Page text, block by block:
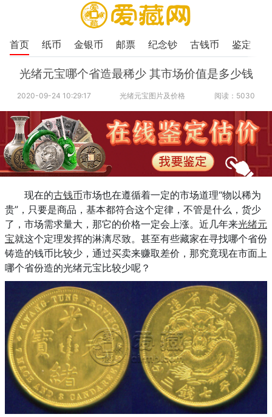
首页 纸币 金银币 邮票 纪念钞 古钱币 鉴定
光绪元宝哪个省造最稀少 其市场价值是多少钱
2020-09-24 10:29:17 光绪元宝图片及价格 阅读：5030
现在的古钱币市场也在遵循着一定的市场道理“物以稀为
贵”，只要是商品，基本都符合这个定律，不管是什么，货少
了，市场需求量大，那它的价格一定会上涨。近几年来光绪元
宝就这个定理发挥的淋漓尽致。甚至有些藏家在寻找哪个省份
铸造的钱币比较少，通过买卖来赚取差价，那究竟现在市面上
哪个省份造的光绪元宝比较少呢？